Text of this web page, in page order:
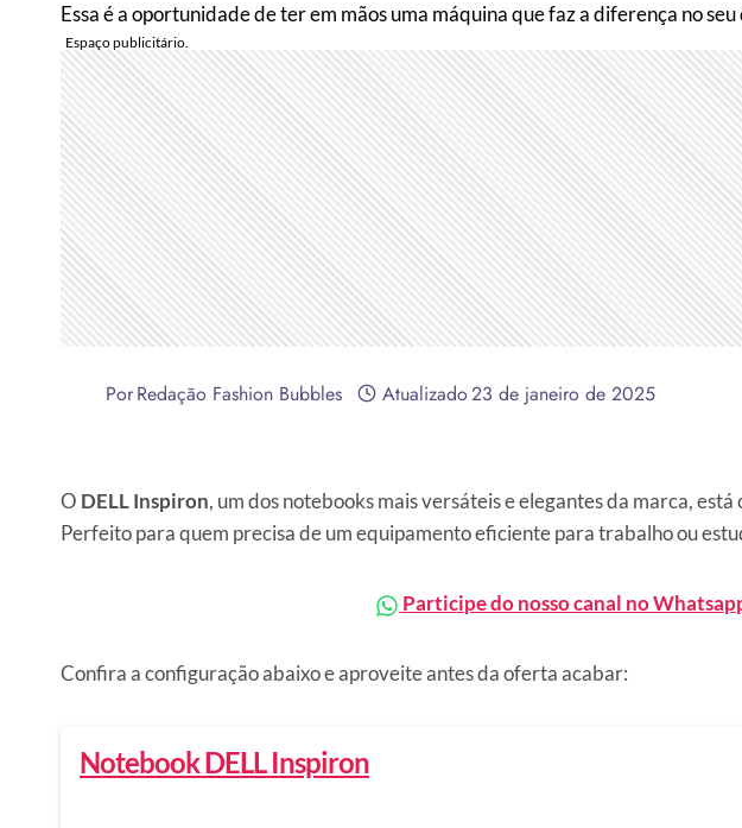
Essa é a oportunidade de ter em mãos uma máquina que faz a diferença no seu
PorRedação Fashion Bubbles Atualizado23 de janeiro de 2025
O DELL Inspiron, um dos notebooks mais versáteis e elegantes da marca, está
Perfeito para quem precisa de um equipamento eficiente para trabalho ou
Participe do nosso canal no
Confira a configuração abaixo e aproveite antes da oferta acabar:
Notebook DELL Inspiron